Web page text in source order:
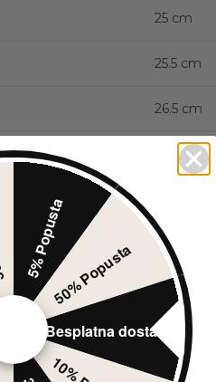
25 cm
25.5 cm
26.5 cm
RECENZIJE (0)
5% Popusta50% Popusta
Besplatna dostava